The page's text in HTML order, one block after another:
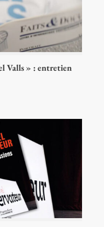
Valls » : entretien